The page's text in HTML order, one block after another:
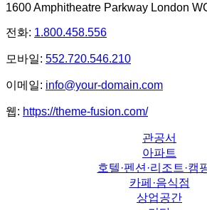
1600 Amphitheatre Parkway London
전화: 1.800.458.556
모바일: 552.720.546.210
이메일: info@your-domain.com
웹: https://theme-fusion.com/
관공서
아파트
호텔·펜션·리조트·캠
카페·음식점
상업공간